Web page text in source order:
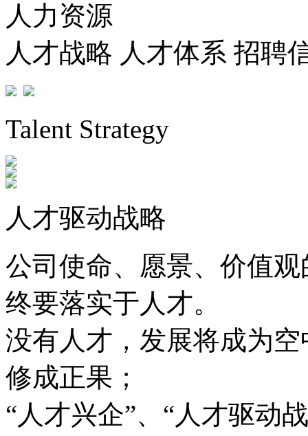
人力资源
人才战略 人才体系 招聘
Talent Strategy
人才驱动战略
公司使命、愿景、价值
终要落实于人才。
没有人才，发展将成为
修成正果；
“人才兴企”、“人才驱动